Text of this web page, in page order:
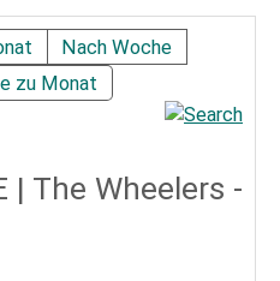
Nach Woche
zu Monat
| The Wheelers -